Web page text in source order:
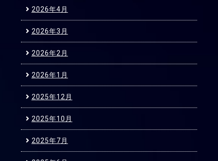
2026年4月
2026年3月
2026年2月
2026年1月
2025年12月
2025年10月
2025年7月